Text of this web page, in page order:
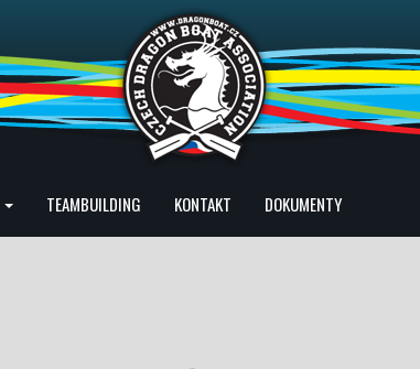
TEAMBUILDING KONTAKT DOKUMENTY